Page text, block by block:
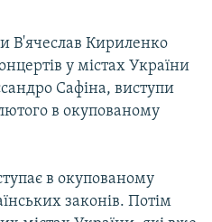
В'ячеслав Кириленко
у містах України
Сафіна, виступи
в окупованому
в окупованому
законів. Потім